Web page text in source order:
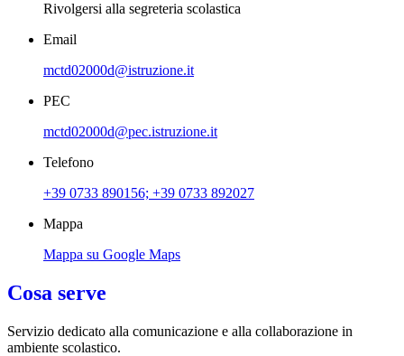
Rivolgersi alla segreteria scolastica
Email
mctd02000d@istruzione.it
PEC
mctd02000d@pec.istruzione.it
Telefono
+39 0733 890156; +39 0733 892027
Mappa
Mappa su Google Maps
Cosa serve
Servizio dedicato alla comunicazione e alla collaborazione in
ambiente scolastico.